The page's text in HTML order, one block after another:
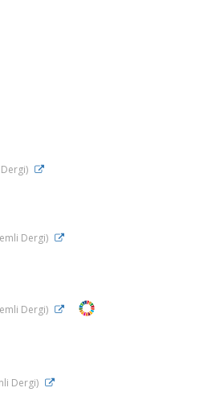
Dergi)
Dergi)
Dergi)